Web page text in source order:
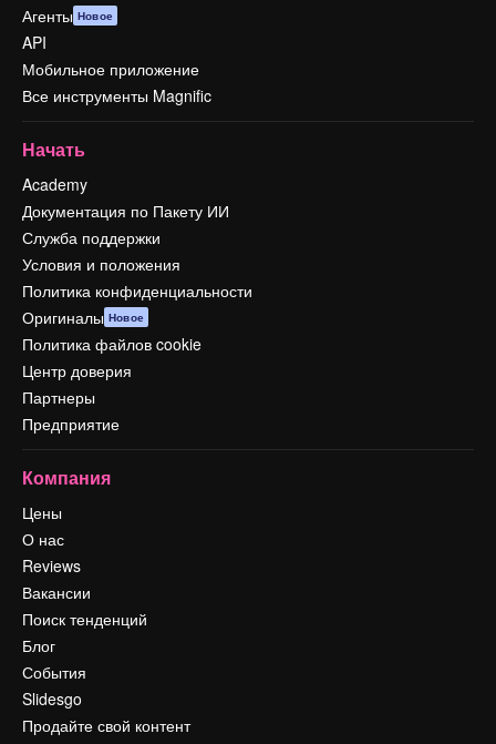
Агенты Новое
API
Мобильное приложение
Все инструменты Magnific
Начать
Academy
Документация по Пакету ИИ
Служба поддержки
Условия и положения
Политика конфиденциальности
Оригиналы Новое
Политика файлов cookie
Центр доверия
Партнеры
Предприятие
Компания
Цены
О нас
Reviews
Вакансии
Поиск тенденций
Блог
События
Slidesgo
Продайте свой контент